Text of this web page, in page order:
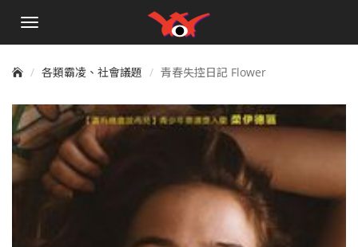
手
單
各類霸凌、社會議題 青春失控日記 Flower